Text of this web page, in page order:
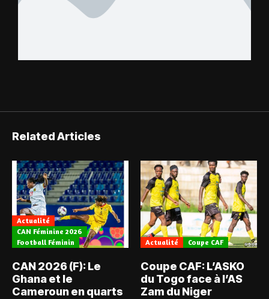
Related Articles
Actualité
CAN Féminine 2026
Football Féminin
CAN 2026 (F): Le
Ghana et le
Cameroun en quarts
Actualité Coupe CAF
Coupe CAF: L’ASKO
du Togo face à l’AS
Zam du Niger